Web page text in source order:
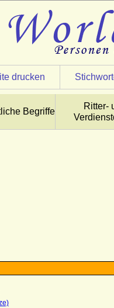
drucken
Begriffe
Ritter-